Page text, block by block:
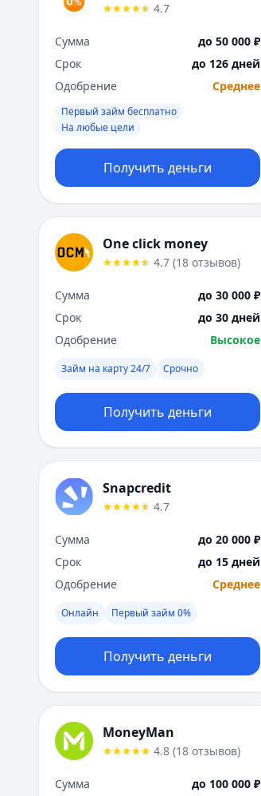
4.7
Сумма
до 50 000 ₽
Срок
до 126 дней
Одобрение
Среднее
Первый займ бесплатно
На любые цели
Получить деньги
One click money
4.7 (18 отзывов)
Сумма
до 30 000 ₽
Срок
до 30 дней
Одобрение
Высокое
Займ на карту 24/7 Срочно
Получить деньги
Snapcredit
4.7
Сумма
до 20 000 ₽
Срок
до 15 дней
Одобрение
Среднее
Онлайн Первый займ 0%
Получить деньги
MoneyMan
4.8 (18 отзывов)
Сумма до 100 000 ₽